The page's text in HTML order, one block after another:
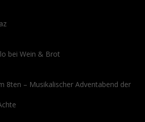
bei Wein & Brot
8ten – Musikalischer Adventabend der